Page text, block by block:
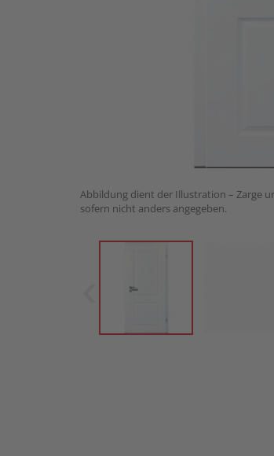
Abbildung dient der Illustration – Zarge
sofern nicht anders angegeben.